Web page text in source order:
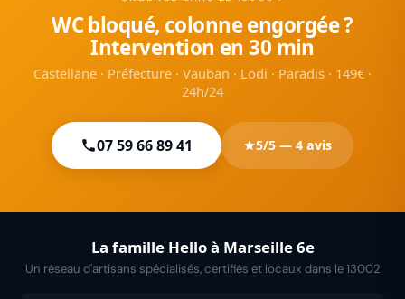
WC bloqué, colonne engorgée ?
Intervention en 30 min
Castellane · Préfecture · Vauban · Lodi · Paradis · 149€ ·
24h/24
07 59 66 89 41 5/5 — 4 avis
La famille Hello à Marseille 6e
Un réseau d'artisans spécialisés, certifiés et locaux dans le 13002